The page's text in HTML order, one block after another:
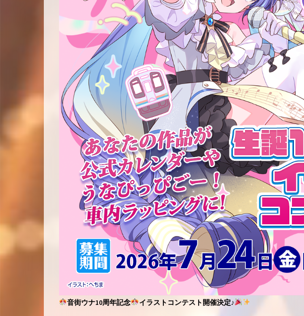
音街ウナ10周年記念 イラストコンテスト開催決定♪